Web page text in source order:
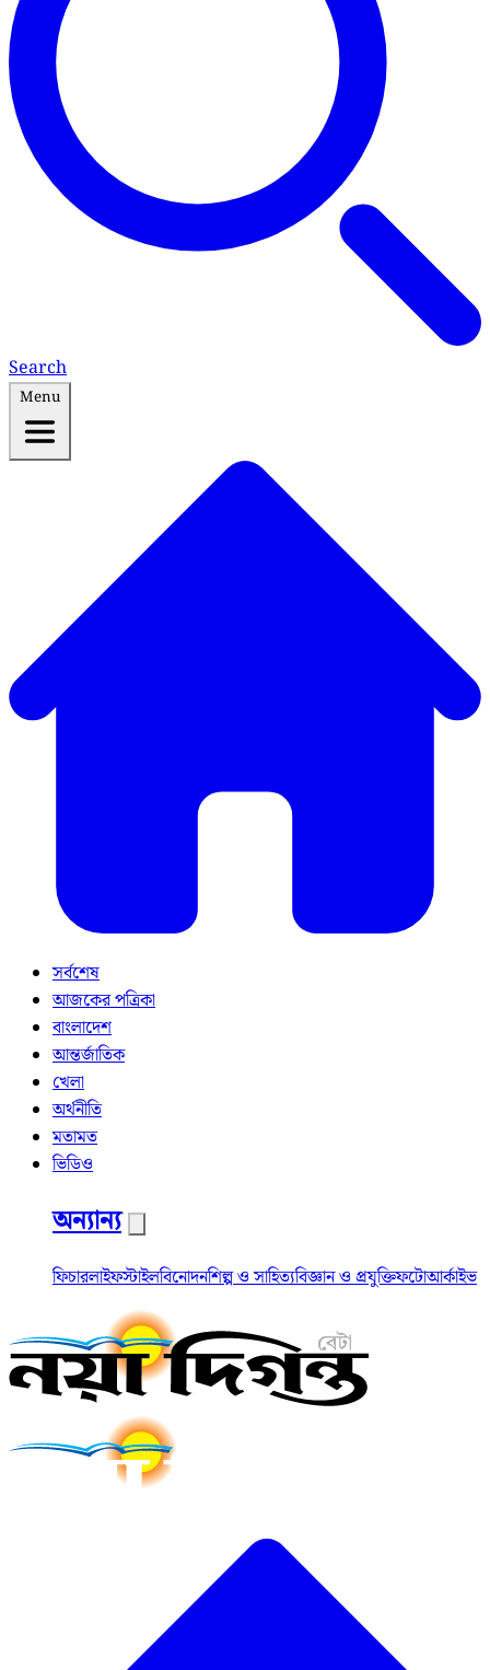
Search
Menu
সর্বশেষ
আজকের পত্রিকা
বাংলাদেশ
আন্তর্জাতিক
খেলা
অর্থনীতি
মতামত
ভিডিও
অন্যান্য
ফিচারলাইফস্টাইলবিনোদনশিল্প ও সাহিত্যবিজ্ঞান ও প্রযুক্তিফটোআর্কাইভ